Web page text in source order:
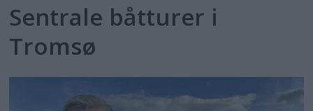
Sentrale båtturer i
Tromsø